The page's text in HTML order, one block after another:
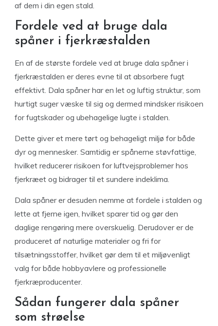
af dem i din egen stald.
Fordele ved at bruge dala
spåner i fjerkræstalden
En af de største fordele ved at bruge dala spåner i
fjerkræstalden er deres evne til at absorbere fugt
effektivt. Dala spåner har en let og luftig struktur, som
hurtigt suger væske til sig og dermed mindsker risikoen
for fugtskader og ubehagelige lugte i stalden.
Dette giver et mere tørt og behageligt miljø for både
dyr og mennesker. Samtidig er spånerne støvfattige,
hvilket reducerer risikoen for luftvejsproblemer hos
fjerkræet og bidrager til et sundere indeklima.
Dala spåner er desuden nemme at fordele i stalden og
lette at fjerne igen, hvilket sparer tid og gør den
daglige rengøring mere overskuelig. Derudover er de
produceret af naturlige materialer og fri for
tilsætningsstoffer, hvilket gør dem til et miljøvenligt
valg for både hobbyavlere og professionelle
fjerkræproducenter.
Sådan fungerer dala spåner
som strøelse